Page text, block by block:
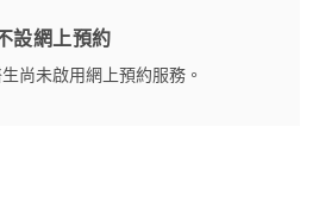
設網上預約
尚未啟用網上預約服務。